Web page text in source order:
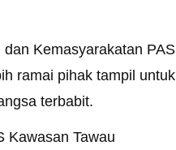
Kemasyarakatan PAS
ramai pihak tampil untuk
terbabit.
Kawasan Tawau